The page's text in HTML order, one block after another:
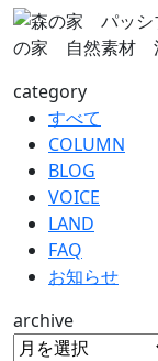
category
すべて
COLUMN
BLOG
VOICE
LAND
FAQ
お知らせ
archive